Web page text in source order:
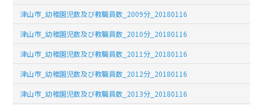
津山市_幼稚園児数及び教職員数_2009分_20180116
津山市_幼稚園児数及び教職員数_2010分_20180116
津山市_幼稚園児数及び教職員数_2011分_20180116
津山市_幼稚園児数及び教職員数_2012分_20180116
津山市_幼稚園児数及び教職員数_2013分_20180116